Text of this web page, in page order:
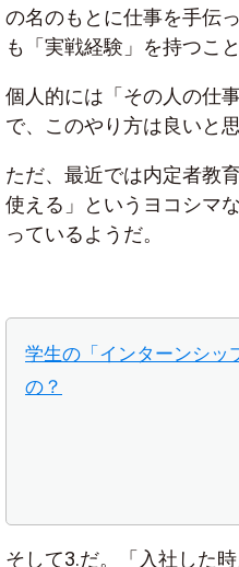
の名のもとに仕事を手伝
も「実戦経験」を持つこ
個人的には「その人の仕
で、このやり方は良いと思
ただ、最近では内定者教
使える」というヨコシマ
っているようだ。
学生の「インターンシッ
の？
そして3.だ。「入社した